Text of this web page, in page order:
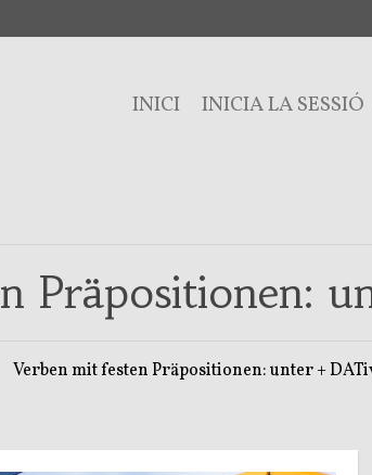
INICI INICIA LA SESSIÓ
Präpositionen:
Verben mit festen Präpositionen: unter +